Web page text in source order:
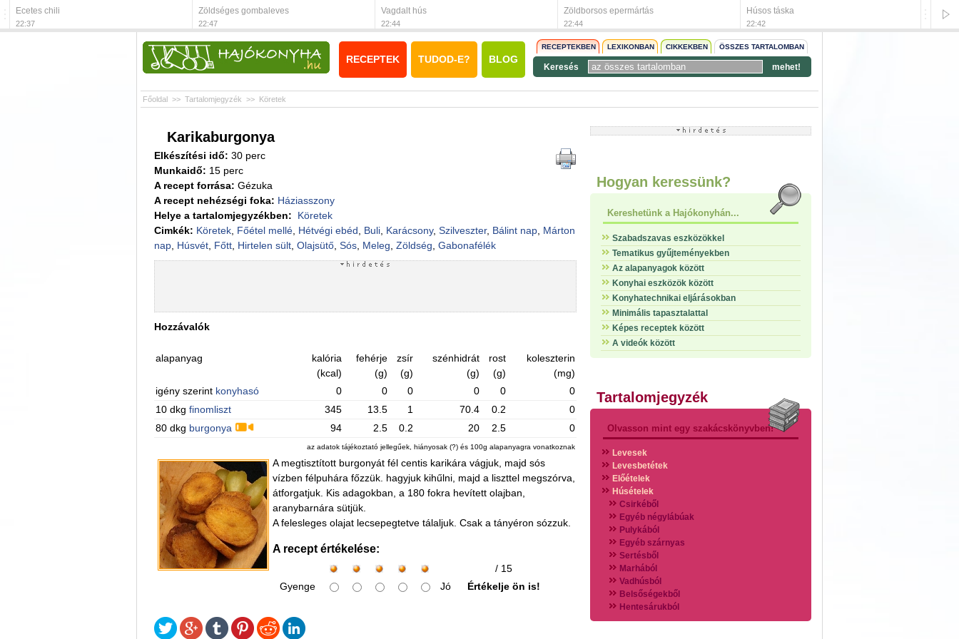
Ecetes chili
22:37
Zöldséges gombaleves
22:47
Vagdalt hús
22:44
Zöldborsos epermártás
22:44
Húsos táska
22:42
RECEPTEK TUDOD-E? BLOG
RECEPTEKBEN LEXIKONBAN CIKKEKBEN ÖSSZES TARTALOMBAN
Keresés mehet!
Főoldal >> Tartalomjegyzék >> Köretek
Karikaburgonya
Elkészítési idő: 30 perc
Munkaidő: 15 perc
A recept forrása: Gézuka
A recept nehézségi foka: Háziasszony
Helye a tartalomjegyzékben:
Köretek
Cimkék: Köretek, Főétel mellé, Hétvégi ebéd Buli, Karácsony, Szilveszter, Bálint nap, Márton
nap, Húsvét, Főtt, Hirtelen sült, Olajsütő, Sós, Meleg Zöldség Gabonafélék
Hozzávalók
alapanyag
kalória
(kcal)
fehérje
(g)
zsír
(g)
szénhidrát
(g)
rost
(g)
koleszterin
(mg)
igény szerint konyhasó 0 0 0 0 0
0
10 dkg finomliszt 345 13.5 1 70.4 0.2
0
80 dkg burgonya 94 2.5 0.2 20 2.5 0
az adatok tájékoztató jellegűek, hiányosak (?) és 100g alapanyagra vonatkoznak
A megtisztított burgonyát fél centis karikára vágjuk, majd sós
vízben félpuhára főzzük. hagyjuk kihűlni, majd a liszttel megszórva,
átforgatjuk. Kis adagokban, a 180 fokra hevített olajban,
aranybarnára sütjük.
A felesleges olajat lecsepegtetve tálaljuk. Csak a tányéron sózzuk.
A recept értékelése:
/ 15
Gyenge
Jó Értékelje ön is!
Hogyan keressünk?
Kereshetünk a Hajókonyhán...
Szabadszavas eszközökkel
Tematikus gyűjteményekben
Az alapanyagok között
Konyhai eszközök között
Konyhatechnikai eljárásokban
Minimális tapasztalattal
Képes receptek között
A videók között
Tartalomjegyzék
Olvasson mint egy szakácskönyvben!
Levesek
Levesbetétek
Előételek
Húsételek
Csirkéből
Egyéb négylábúak
Pulykából
Egyéb szárnyas
Sertésből
Marhából
Vadhúsból
Belsőségekből
Hentesárukból
Vadszárnyasokból